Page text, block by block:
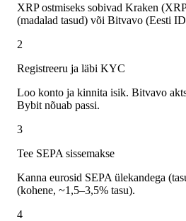
XRP ostmiseks sobivad Kraken
(madalad tasud) või Bitvavo (Eesti
2
Registreeru ja läbi KYC
Loo konto ja kinnita isik. Bitvavo
Bybit nõuab passi.
3
Tee SEPA sissemakse
Kanna eurosid SEPA ülekandega
(kohene, ~1,5–3,5% tasu).
4